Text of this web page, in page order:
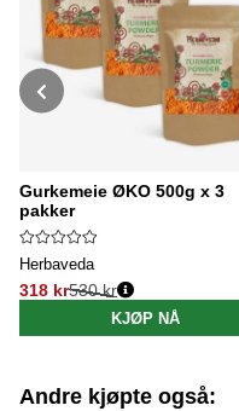
Gurkemeie ØKO 500g x 3
pakker
Herbaveda
318 kr
Vanlig pris:
530 kr
KJØP NÅ
Andre kjøpte også: